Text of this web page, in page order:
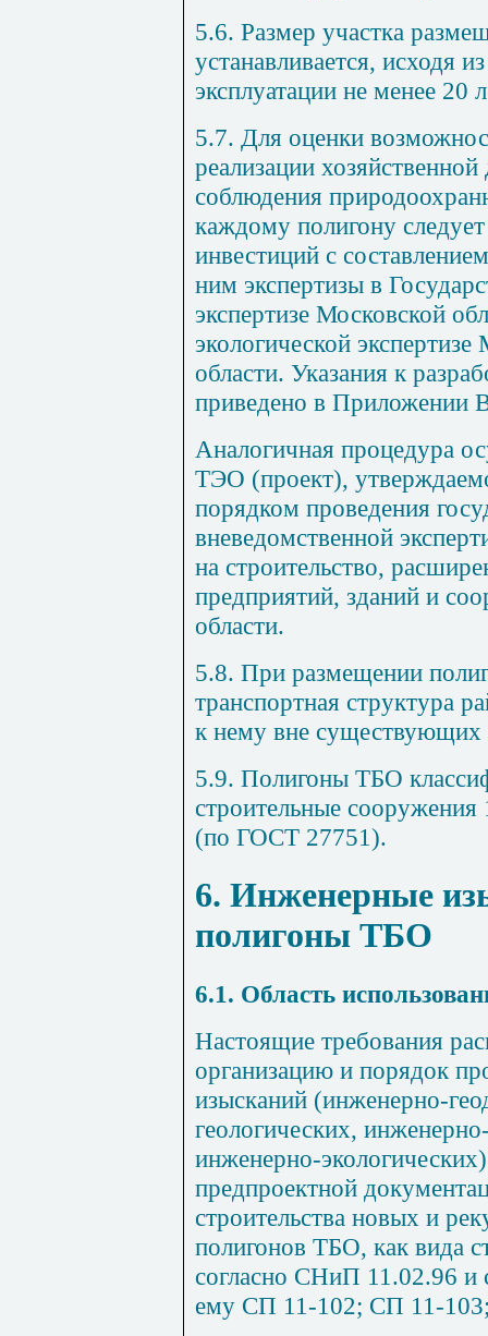
5.6. Размер участка
устанавливается, исходя
эксплуатации не менее 20
5.7. Для оценки
реализации
соблюдения
каждому полигону
инвестиций с
ним экспертизы в
экспертизе Московской
экологической
области. Указания к
приведено в Приложении
Аналогичная процедура
ТЭО (проект),
порядком проведения
вневедомственной
на строительство,
предприятий, зданий и
области.
5.8. При размещении
транспортная структура
к нему вне существующих
5.9. Полигоны ТБО
строительные сооружения
(по ГОСТ 27751).
6. Инженерные
полигоны ТБО
6.1. Область
Настоящие требования
организацию и порядок
изысканий (инженерно-
геологических,
инженерно-
предпроектной
строительства новых и
полигонов ТБО, как вида
согласно СНиП 11.02.96 и
ему СП 11-102; СП 11-